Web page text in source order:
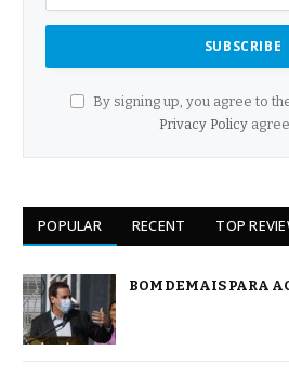
By signing up, you agree to
Privacy Policy
POPULAR RECENT TOP
BOM DEMAIS PARA